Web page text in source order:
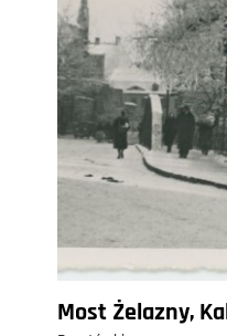
Most Żelazny,